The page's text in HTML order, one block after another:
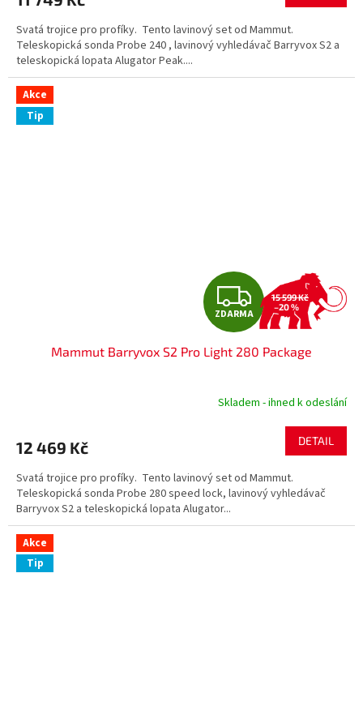
A
Svatá trojice pro profíky. Tento lavinový set od Mammut.
Teleskopická sonda Probe 240 , lavinový vyhledávač Barryvox S2 a
teleskopická lopata Alugator Peak....
Akce
Tip
Z
D
A
R
A
ZDARMA
15 599 Kč
–20 %
Mammut Barryvox S2 Pro Light 280 Package
Skladem - ihned k odeslání
12 469 Kč DETAIL
Svatá trojice pro profíky. Tento lavinový set od Mammut.
Teleskopická sonda Probe 280 speed lock, lavinový vyhledávač
Barryvox S2 a teleskopická lopata Alugator...
Akce
Tip